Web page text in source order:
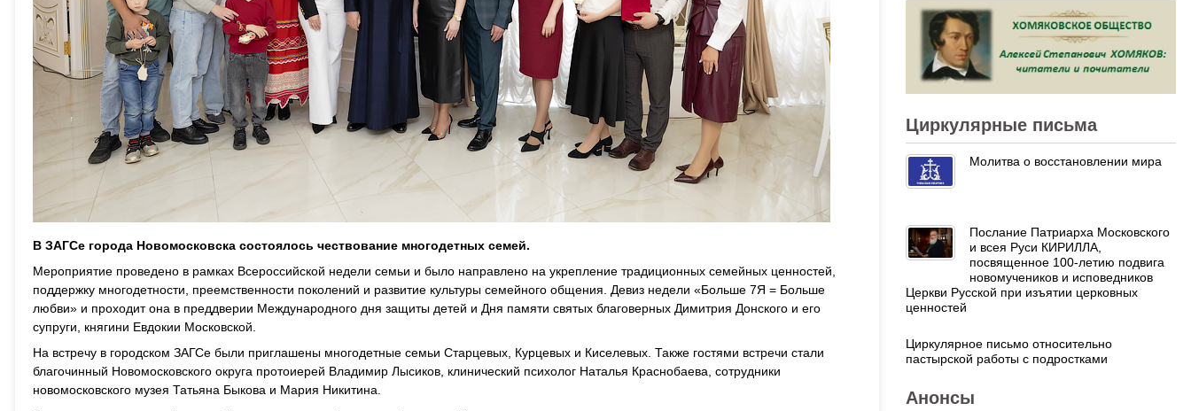
В ЗАГСе города Новомосковска состоялось чествование многодетных семей.
Мероприятие проведено в рамках Всероссийской недели семьи и было направлено на укрепление традиционных семейных ценностей,
поддержку многодетности, преемственности поколений и развитие культуры семейного общения. Девиз недели «Больше 7Я = Больше
любви» и проходит она в преддверии Международного дня защиты детей и Дня памяти святых благоверных Димитрия Донского и его
супруги, княгини Евдокии Московской.
На встречу в городском ЗАГСе были приглашены многодетные семьи Старцевых, Курцевых и Киселевых. Также гостями встречи стали
благочинный Новомосковского округа протоиерей Владимир Лысиков, клинический психолог Наталья Краснобаева, сотрудники
новомосковского музея Татьяна Быкова и Мария Никитина.
Циркулярные письма
Молитва о восстановлении мира
Послание Патриарха Московского
и всея Руси КИРИЛЛА,
посвященное 100-летию подвига
новомучеников и исповедников
Церкви Русской при изъятии церковных
ценностей
Циркулярное письмо относительно
пастырской работы с подростками
Анонсы